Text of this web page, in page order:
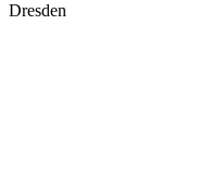
Dresden